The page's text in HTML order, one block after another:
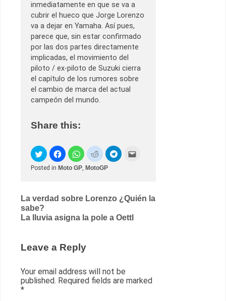
inmediatamente en que se va a
cubrir el hueco que Jorge Lorenzo
va a dejar en Yamaha. Así pues,
parece que, sin estar confirmado
por las dos partes directamente
implicadas, el movimiento del
piloto / ex-piloto de Suzuki cierra
el capítulo de los rumores sobre
el cambio de marca del actual
campeón del mundo.
Share this:
Posted in Moto GP, MotoGP
Post
navigation
La verdad sobre Lorenzo ¿Quién la
sabe?
La lluvia asigna la pole a Oettl
Leave a Reply
Your email address will not be
published. Required fields are marked
*